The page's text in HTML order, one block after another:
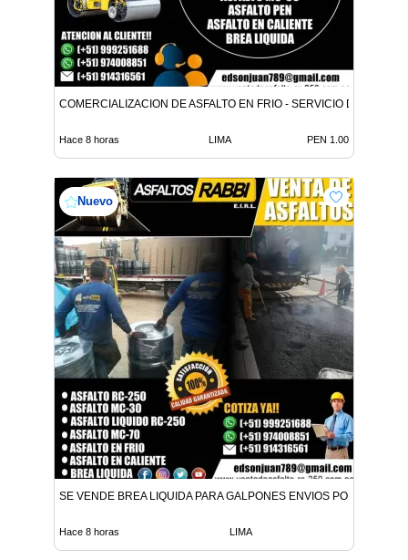
COMERCIALIZACION DE ASFALTO EN FRIO - SERVICIO DE
Hace 8 horas LIMA PEN 1.00
Nuevo
SE VENDE BREA LIQUIDA PARA GALPONES ENVIOS POR
Hace 8 horas LIMA